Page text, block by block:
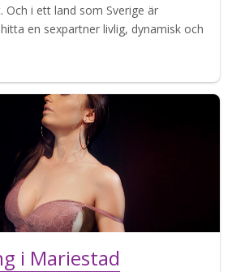
i ett land som Sverige är
en sexpartner livlig, dynamisk och
i Mariestad